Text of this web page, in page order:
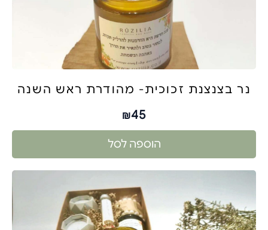
נר בצנצנת זכוכית- מהודרת ראש השנה
₪45
הוספה לסל